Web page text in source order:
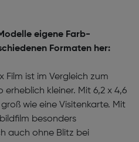
eigene Farb-
Formaten her:
Film ist im Vergleich zum
erheblich kleiner. Mit 6,2 x 4,6
wie eine Visitenkarte. Mit
besonders
auch ohne Blitz bei